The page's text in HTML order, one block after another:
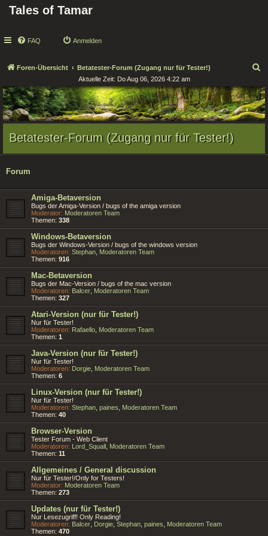
Tales of Tamar
FAQ Anmelden
Foren-Übersicht Betatester-Forum (Zugang nur für Tester!)
c
h
e
Aktuelle Zeit: Do Aug 06, 2026 4:22 am
Betatester-Forum (Zugang nur für Tester!)
Forum
Amiga-Betaversion
Bugs der Amiga-Version / bugs of the amiga version
Moderator: Moderatoren Team
Themen: 338
Windows-Betaversion
Bugs der Windows-Version / bugs of the windows version
Moderatoren: Stephan Moderatoren Team
Themen: 916
Mac-Betaversion
Bugs der Mac-Version / bugs of the mac version
Moderatoren: Balcer Moderatoren Team
Themen: 327
Atari-Version (nur für Tester!)
Nur für Tester!
Moderatoren: Rafaello Moderatoren Team
Themen: 1
Java-Version (nur für Tester!)
Nur für Tester!
Moderatoren: Dorgie Moderatoren Team
Themen: 6
Linux-Version (nur für Tester!)
Nur für Tester!
Moderatoren: Stephan paines
Moderatoren Team
Themen: 40
Browser-Version
Tester Forum - Web Client
Moderatoren: Lord_Squall Moderatoren Team
Themen: 11
Allgemeines / General discussion
Nur für Tester!/Only for Testers!
Moderator: Moderatoren Team
Themen: 273
Updates (nur für Tester!)
Nur Lesezugriff! Only Reading!
Moderatoren: Balcer Dorgie Stephan paines
Moderatoren Team
Themen: 470